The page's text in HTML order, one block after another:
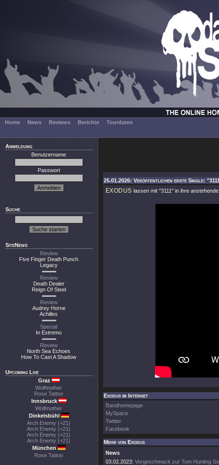
Home News Reviews Berichte Tourdaten
Anmeldung
Benutzername
Passwort
Suche
SiteNews
Review
Five Finger Death Punch
Legacy
Review
Death Dealer
Reign Of Steel
Review
Audrey Horne
Achilles
Special
In Extremo
Review
North Sea Echoes
How To Cast A Shadow
Upcoming Live
Graz
Wolfmother
Rose Tattoo
Innsbruck
Wolfmother
Dinkelsbühl
Arch Enemy (+21)
Arch Enemy (+21)
Arch Enemy (+21)
Arch Enemy (+21)
München
Rose Tattoo
25.01.2026: Veröffentlichen erste Single:
EXODUS lassen mit "3111" in ihre
Exodus im Internet
Bandhomepage
MySpace
Twitter
Facebook
Mehr von Exodus
News
03.02.2023: Vorgeschmack zur Tom Hunting